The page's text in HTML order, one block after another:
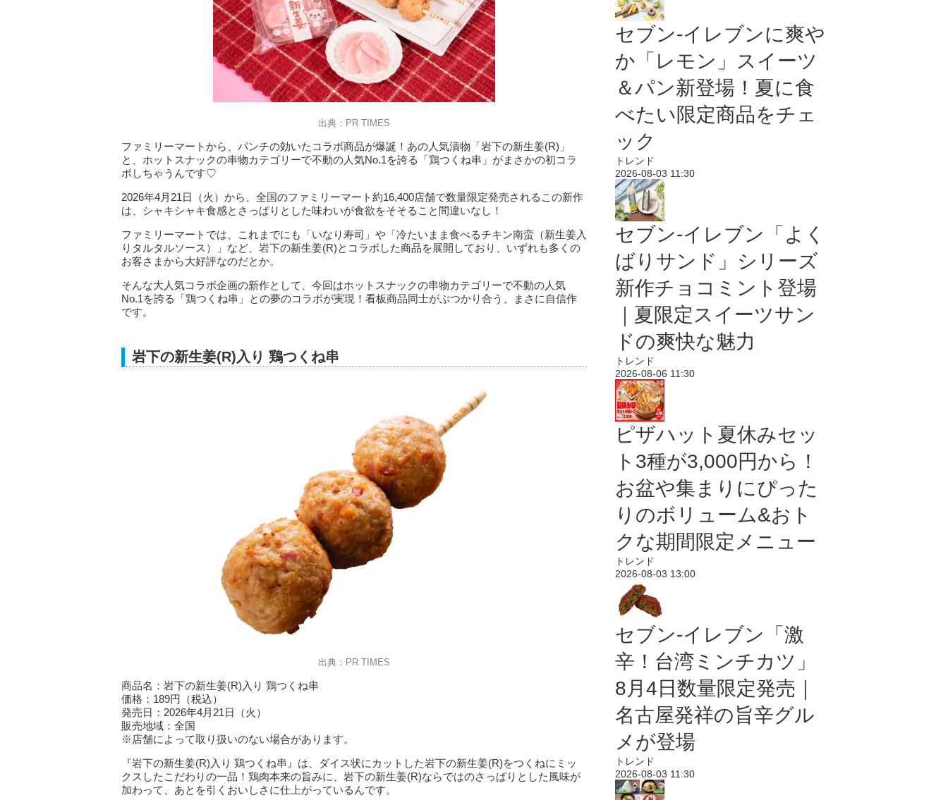
出典：PR TIMES
ファミリーマートから、パンチの効いたコラボ商品が爆誕！あの人気漬物「岩下の新生姜(R)」
と、ホットスナックの串物カテゴリーで不動の人気No.1を誇る「鶏つくね串」がまさかの初コラ
ボしちゃうんです♡
2026年4月21日（火）から、全国のファミリーマート約16,400店舗で数量限定発売されるこの新作
は、シャキシャキ食感とさっぱりとした味わいが食欲をそそること間違いなし！
ファミリーマートでは、これまでにも「いなり寿司」や「冷たいまま食べるチキン南蛮（新生姜入
りタルタルソース）」など、岩下の新生姜(R)とコラボした商品を展開しており、いずれも多くの
お客さまから大好評なのだとか。
そんな大人気コラボ企画の新作として、今回はホットスナックの串物カテゴリーで不動の人気
No.1を誇る「鶏つくね串」との夢のコラボが実現！看板商品同士がぶつかり合う、まさに自信作
です。
岩下の新生姜(R)入り 鶏つくね串
出典：PR TIMES
商品名：岩下の新生姜(R)入り 鶏つくね串
価格：189円（税込）
発売日：2026年4月21日（火）
販売地域：全国
※店舗によって取り扱いのない場合があります。
『岩下の新生姜(R)入り 鶏つくね串』は、ダイス状にカットした岩下の新生姜(R)をつくねにミッ
クスしたこだわりの一品！鶏肉本来の旨みに、岩下の新生姜(R)ならではのさっぱりとした風味が
加わって、あとを引くおいしさに仕上がっているんです。
セブン‐イレブンに爽や
か「レモン」スイーツ
＆パン新登場！夏に食
べたい限定商品をチェ
ック
トレンド
2026-08-03 11:30
セブン‐イレブン「よく
ばりサンド」シリーズ
新作チョコミント登場
｜夏限定スイーツサン
ドの爽快な魅力
トレンド
2026-08-06 11:30
ピザハット夏休みセッ
ト3種が3,000円から！
お盆や集まりにぴった
りのボリューム&おト
クな期間限定メニュー
トレンド
2026-08-03 13:00
セブン-イレブン「激
辛！台湾ミンチカツ」
8月4日数量限定発売｜
名古屋発祥の旨辛グル
メが登場
トレンド
2026-08-03 11:30